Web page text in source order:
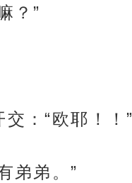
？”
：“欧耶！！”
弟弟。”